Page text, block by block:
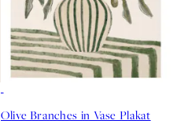
Olive Branches in Vase Plakat